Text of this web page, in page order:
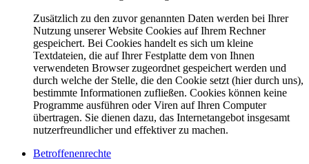
Zusätzlich zu den zuvor genannten Daten werden bei Ihrer
Nutzung unserer Website Cookies auf Ihrem Rechner
gespeichert. Bei Cookies handelt es sich um kleine
Textdateien, die auf Ihrer Festplatte dem von Ihnen
verwendeten Browser zugeordnet gespeichert werden und
durch welche der Stelle, die den Cookie setzt (hier durch uns),
bestimmte Informationen zufließen. Cookies können keine
Programme ausführen oder Viren auf Ihren Computer
übertragen. Sie dienen dazu, das Internetangebot insgesamt
nutzerfreundlicher und effektiver zu machen.
Betroffenenrechte